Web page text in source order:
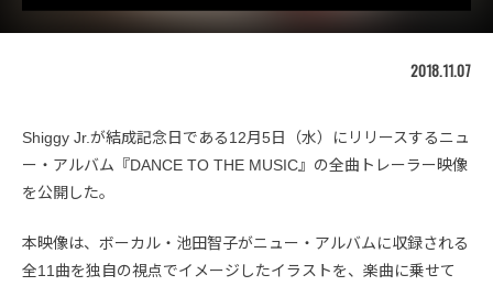
2018.11.07
Shiggy Jr.が結成記念日である12月5日（水）にリリースするニュ
ー・アルバム『DANCE TO THE MUSIC』の全曲トレーラー映像
を公開した。
本映像は、ボーカル・池田智子がニュー・アルバムに収録される
全11曲を独自の視点でイメージしたイラストを、楽曲に乗せて